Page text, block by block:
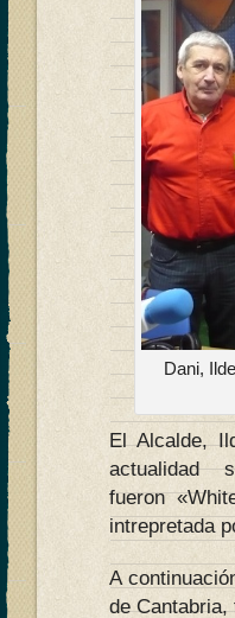
Dani,
El Alcalde,
actualidad
fueron
intrepretada
A
de